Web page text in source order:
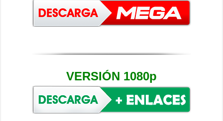
VERSIÓN 1080p